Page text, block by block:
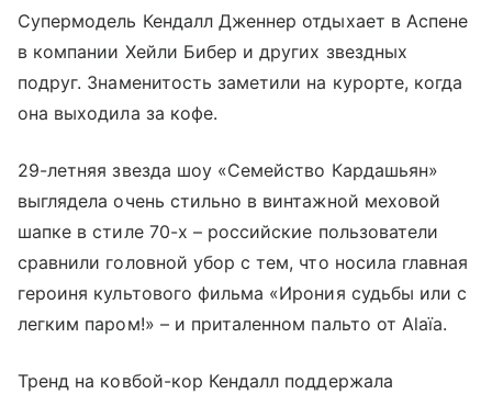
Супермодель Кендалл Дженнер отдыхает в Аспене
в компании Хейли Бибер и других звездных
подруг. Знаменитость заметили на курорте, когда
она выходила за кофе.
29-летняя звезда шоу «Семейство Кардашьян»
выглядела очень стильно в винтажной меховой
шапке в стиле 70-х – российские пользователи
сравнили головной убор с тем, что носила главная
героиня культового фильма «Ирония судьбы или с
легким паром!» – и приталенном пальто от Alaïa.
Тренд на ковбой-кор Кендалл поддержала